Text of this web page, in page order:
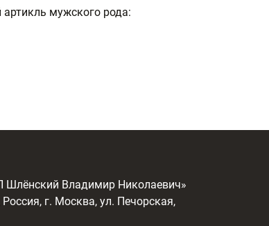
мужского рода:
Шлёнский Владимир Николаевич»
Россия, г. Москва, ул. Печорская,